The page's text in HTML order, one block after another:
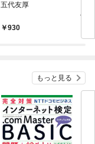
五代友厚
930
値
もっと見る